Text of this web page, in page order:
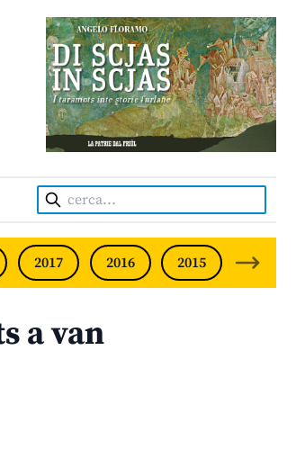
• INDEPENDENT FRIULIAN MONTHLY
Cerca:
2017 2016 2015 2014
a van